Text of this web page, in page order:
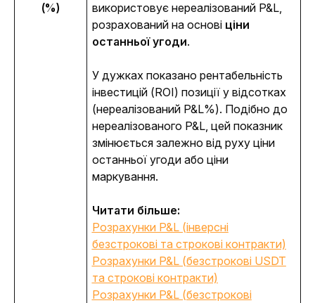
(%)
використовує нереалізований P&L,
розрахований на основі ціни
останньої угоди.
У дужках показано рентабельність
інвестицій (ROI) позиції у відсотках
(нереалізований P&L%). Подібно до
нереалізованого P&L, цей показник
змінюється залежно від руху ціни
останньої угоди або ціни
маркування.
Читати більше:
Розрахунки P&L (інверсні
безстрокові та строкові контракти)
Розрахунки P&L (безстрокові USDT
та строкові контракти)
Розрахунки P&L (безстрокові